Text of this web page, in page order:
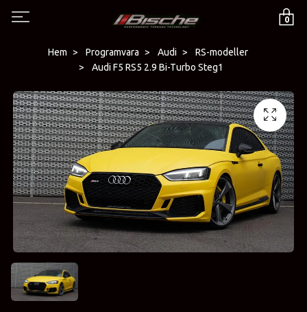
0
Hem Programvara Audi
RS-modeller
Audi F5 RS5 2.9 Bi-Turbo Steg1